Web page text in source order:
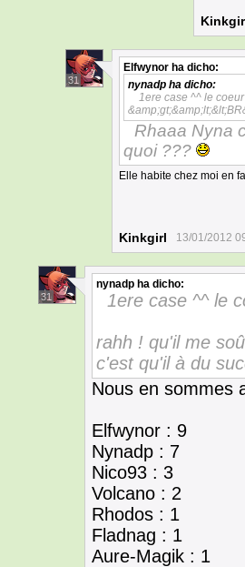
31
Elfwynor ha dicho:
nynadp ha dicho:
1ere case ^^ le
Rhaaa Nyna
quoi ???
Elle habite chez moi en
Kinkgirl 13/01/2012
31
nynadp ha dicho:
1ere case ^^ le
rahh ! qu'il me
c'est qu'il à du
Nous en sommes
Elfwynor : 9
Nynadp : 7
Nico93 : 3
Volcano : 2
Rhodos : 1
Fladnag : 1
Aure-Magik : 1